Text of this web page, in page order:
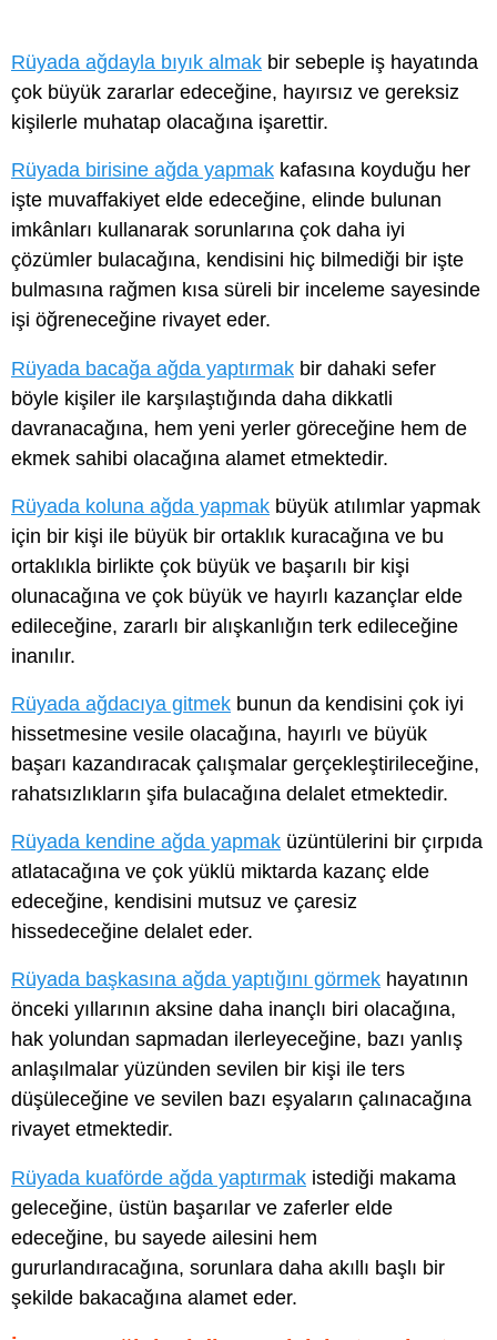
Rüyada ağdayla bıyık almak bir sebeple iş hayatında
çok büyük zararlar edeceğine, hayırsız ve gereksiz
kişilerle muhatap olacağına işarettir.
Rüyada birisine ağda yapmak kafasına koyduğu her
işte muvaffakiyet elde edeceğine, elinde bulunan
imkânları kullanarak sorunlarına çok daha iyi
çözümler bulacağına, kendisini hiç bilmediği bir işte
bulmasına rağmen kısa süreli bir inceleme sayesinde
işi öğreneceğine rivayet eder.
Rüyada bacağa ağda yaptırmak bir dahaki sefer
böyle kişiler ile karşılaştığında daha dikkatli
davranacağına, hem yeni yerler göreceğine hem de
ekmek sahibi olacağına alamet etmektedir.
Rüyada koluna ağda yapmak büyük atılımlar yapmak
için bir kişi ile büyük bir ortaklık kuracağına ve bu
ortaklıkla birlikte çok büyük ve başarılı bir kişi
olunacağına ve çok büyük ve hayırlı kazançlar elde
edileceğine, zararlı bir alışkanlığın terk edileceğine
inanılır.
Rüyada ağdacıya gitmek bunun da kendisini çok iyi
hissetmesine vesile olacağına, hayırlı ve büyük
başarı kazandıracak çalışmalar gerçekleştirileceğine,
rahatsızlıkların şifa bulacağına delalet etmektedir.
Rüyada kendine ağda yapmak üzüntülerini bir çırpıda
atlatacağına ve çok yüklü miktarda kazanç elde
edeceğine, kendisini mutsuz ve çaresiz
hissedeceğine delalet eder.
Rüyada başkasına ağda yaptığını görmek hayatının
önceki yıllarının aksine daha inançlı biri olacağına,
hak yolundan sapmadan ilerleyeceğine, bazı yanlış
anlaşılmalar yüzünden sevilen bir kişi ile ters
düşüleceğine ve sevilen bazı eşyaların çalınacağına
rivayet etmektedir.
Rüyada kuaförde ağda yaptırmak istediği makama
geleceğine, üstün başarılar ve zaferler elde
edeceğine, bu sayede ailesini hem
gururlandıracağına, sorunlara daha akıllı başlı bir
şekilde bakacağına alamet eder.